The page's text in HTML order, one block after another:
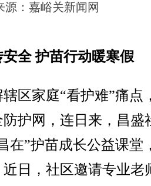
源： 嘉峪关新闻网
全 护苗行动暖寒假
家庭“看护难”痛点
护网，连日来，昌盛
在”护苗成长公益课堂
日，社区邀请专业老